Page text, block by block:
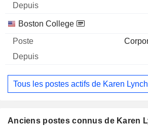
Boston College
Tous les postes actifs de Karen Lynch
Anciens postes connus de Karen